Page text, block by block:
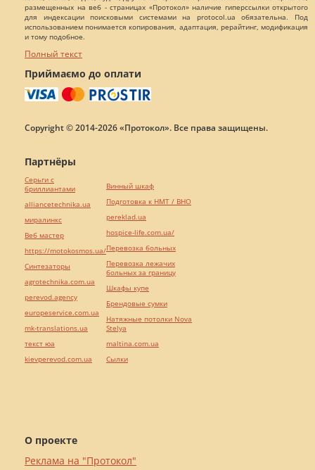
размещенных на веб - страницах «Протокол» наличие гиперссылки открытого
для индексации поисковыми системами на protocol.ua обязательна. Под
использованием понимается копирования, адаптация, рерайтинг, модификация
и тому подобное.
Полный текст
Приймаємо до оплати
Copyright © 2014-2026 «Протокол». Все права защищены.
О проекте
Реклама на "Протокол"
Партнёры
Серьги с
бриллиантами
alliancetechnika.ua
миралинкс
Веб мастер
https://motokosmos.ua/
Синтезаторы
agrotechnika.com.ua
perevod.agency
europeservice.com.ua
mk-translations.ua
текст юа
kievperevod.com.ua
Винный шкаф
Подготовка к НМТ / ВНО
pereklad.ua
hospice-life.com.ua/
Перевозка больных
Перевозка лежачих
больных за границу
Шкафы купе
Брендовые сумки
Натяжные потолки Nova
Stelya
maltina.com.ua
Cылки